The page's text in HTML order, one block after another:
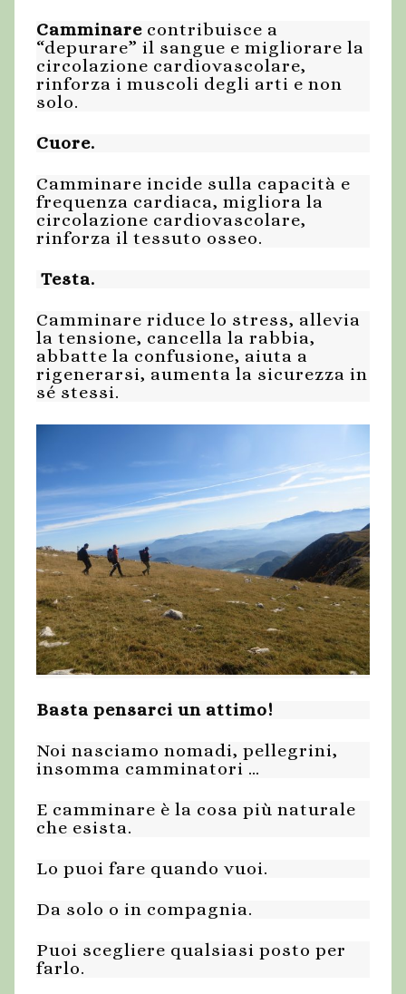
Camminare contribuisce a
“depurare” il sangue e migliorare la
circolazione cardiovascolare,
rinforza i muscoli degli arti e non
solo.
Cuore.
Camminare incide sulla capacità e
frequenza cardiaca, migliora la
circolazione cardiovascolare,
rinforza il tessuto osseo.
Testa.
Camminare riduce lo stress, allevia
la tensione, cancella la rabbia,
abbatte la confusione, aiuta a
rigenerarsi, aumenta la sicurezza in
sé stessi.
Basta pensarci un attimo!
Noi nasciamo nomadi, pellegrini,
insomma camminatori …
E camminare è la cosa più naturale
che esista.
Lo puoi fare quando vuoi.
Da solo o in compagnia.
Puoi scegliere qualsiasi posto per
farlo.